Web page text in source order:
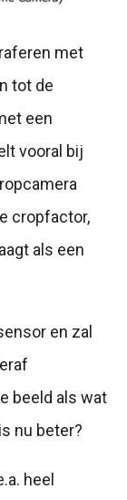
met
tot de
een
vooral bij
cropfactor,
als een
en zal
beeld als wat
nu beter?
heel